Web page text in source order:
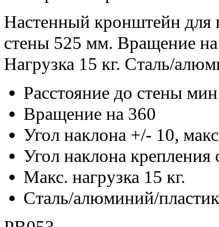
Настенный кронштейн для
стены 525 мм. Вращение
Нагрузка 15 кг. Сталь/
Расстояние до стены
Вращение на 360
Угол наклона +/- 10,
Угол наклона
Макс. нагрузка 15 кг.
Сталь/алюминий/пластик